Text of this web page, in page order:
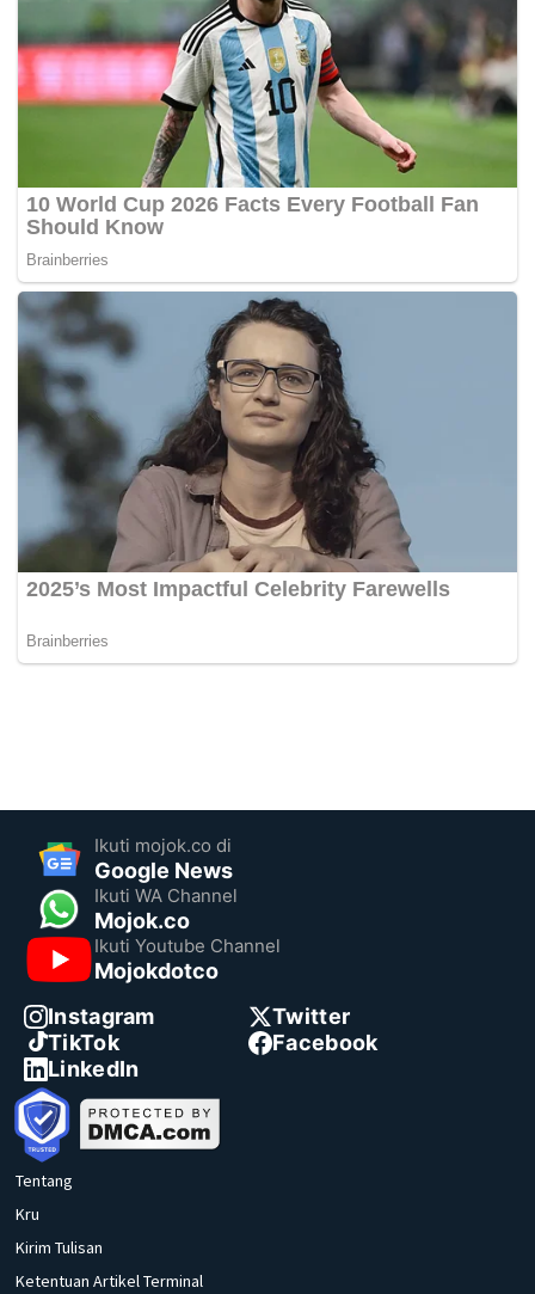
Ikuti mojok.co di
Google News
Ikuti WA Channel
Mojok.co
Ikuti Youtube Channel
Mojokdotco
Instagram
Twitter
TikTok
Facebook
LinkedIn
Tentang
Kru
Kirim Tulisan
Ketentuan Artikel Terminal